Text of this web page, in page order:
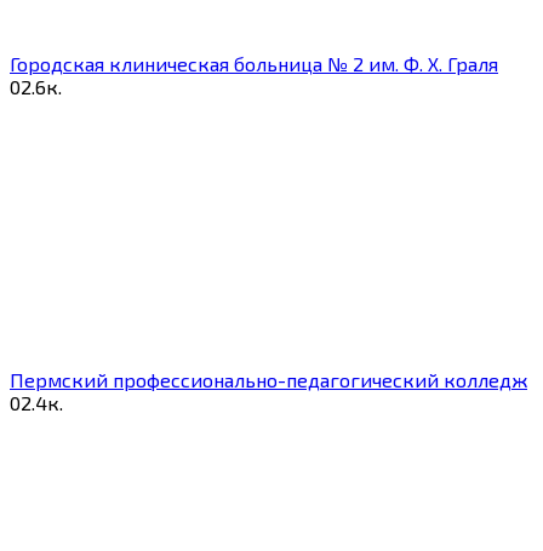
Городская клиническая больница № 2 им. Ф. Х. Граля
02.6к.
Пермский профессионально-педагогический колледж
02.4к.